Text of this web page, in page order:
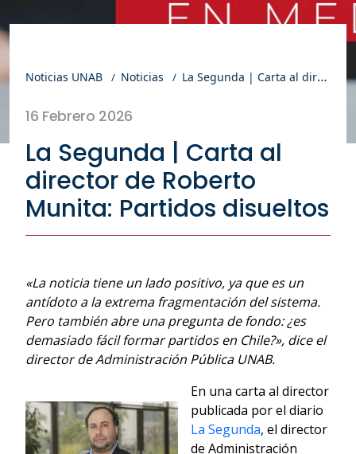
Noticias UNAB Noticias La Segunda | Carta al director de Roberto Munita: Partidos disueltos
16 Febrero 2026
La Segunda | Carta al
director de Roberto
Munita: Partidos disueltos
«La noticia tiene un lado positivo, ya que es un
antídoto a la extrema fragmentación del sistema.
Pero también abre una pregunta de fondo: ¿es
demasiado fácil formar partidos en Chile?», dice el
director de Administración Pública UNAB.
En una carta al director
publicada por el diario
La Segunda, el director
de Administración